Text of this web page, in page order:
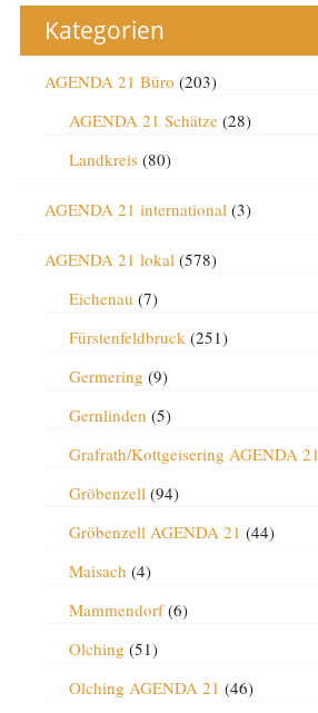
Kategorien
AGENDA 21 Büro (203)
AGENDA 21 Schätze(28)
Landkreis(80)
AGENDA 21 international (3)
AGENDA 21 lokal (578)
Eichenau (7)
Fürstenfeldbruck (251)
Germering (9)
Gernlinden (5)
Grafrath/Kottgeisering AGENDA 21
Gröbenzell (94)
Gröbenzell AGENDA 21 (44)
Maisach (4)
Mammendorf(6)
Olching (51)
Olching AGENDA 21 (46)